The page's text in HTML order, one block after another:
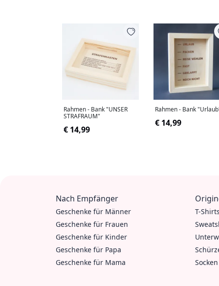
Rahmen - Bank "UNSER
STRAFRAUM"
€ 14,99
Rahmen - Bank
€ 14,99
Nach Empfänger
Geschenke für Männer
Geschenke für Frauen
Geschenke für Kinder
Geschenke für Papa
Geschenke für Mama
T-Shirts
Socken